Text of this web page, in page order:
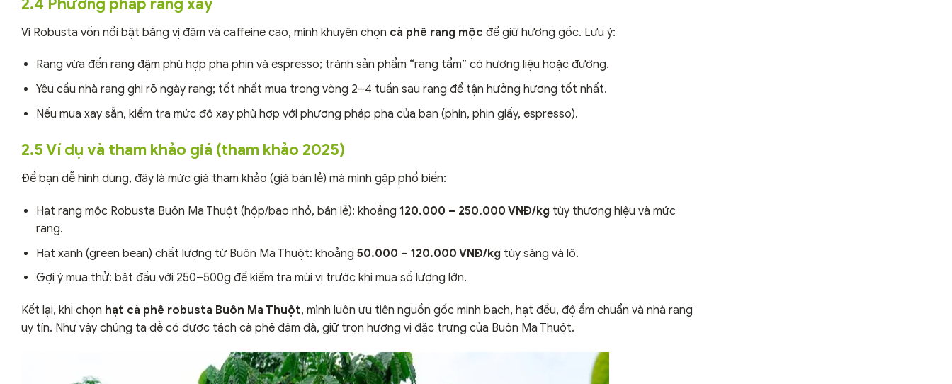
Vì Robusta vốn nổi bật bằng vị đậm và caffeine cao, mình khuyên chọn cà phê rang mộc để giữ hương gốc. Lưu ý:
Rang vừa đến rang đậm phù hợp pha phin và espresso; tránh sản phẩm “rang tẩm” có hương liệu hoặc đường.
Yêu cầu nhà rang ghi rõ ngày rang; tốt nhất mua trong vòng 2–4 tuần sau rang để tận hưởng hương tốt nhất.
Nếu mua xay sẵn, kiểm tra mức độ xay phù hợp với phương pháp pha của bạn (phin, phin giấy, espresso).
2.5 Ví dụ và tham khảo giá (tham khảo 2025)
Để bạn dễ hình dung, đây là mức giá tham khảo (giá bán lẻ) mà mình gặp phổ biến:
Hạt rang mộc Robusta Buôn Ma Thuột (hộp/bao nhỏ, bán lẻ): khoảng 120.000 – 250.000 VNĐ/kg tùy thương hiệu và mức
rang.
Hạt xanh (green bean) chất lượng từ Buôn Ma Thuột: khoảng 50.000 – 120.000 VNĐ/kg tùy sàng và lô.
Gợi ý mua thử: bắt đầu với 250–500g để kiểm tra mùi vị trước khi mua số lượng lớn.
Kết lại, khi chọn hạt cà phê robusta Buôn Ma Thuột, mình luôn ưu tiên nguồn gốc minh bạch, hạt đều, độ ẩm chuẩn và nhà rang
uy tín. Như vậy chúng ta dễ có được tách cà phê đậm đà, giữ trọn hương vị đặc trưng của Buôn Ma Thuột.